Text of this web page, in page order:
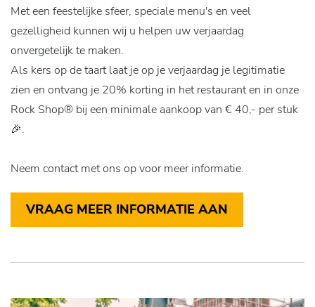
Met een feestelijke sfeer, speciale menu's en veel
gezelligheid kunnen wij u helpen uw verjaardag
onvergetelijk te maken.
Als kers op de taart laat je op je verjaardag je legitimatie
zien en ontvang je 20% korting in het restaurant en in onze
Rock Shop® bij een minimale aankoop van € 40,- per stuk
🎉.
Neem contact met ons op voor meer informatie.
VRAAG MEER INFORMATIE AAN